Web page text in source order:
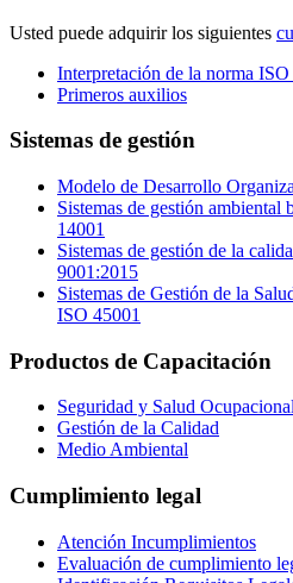
Usted puede adquirir los siguientes
Interpretación de la norma
Primeros auxilios
Sistemas de gestión
Modelo de Desarrollo
Sistemas de gestión ambiental
14001
Sistemas de gestión de la
9001:2015
Sistemas de Gestión de la
ISO 45001
Productos de Capacitación
Seguridad y Salud
Gestión de la Calidad
Medio Ambiental
Cumplimiento legal
Atención Incumplimientos
Evaluación de cumplimiento